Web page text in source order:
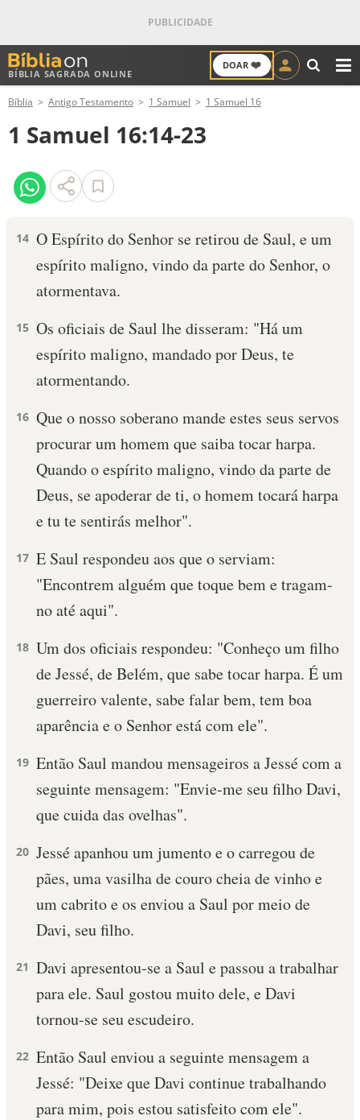
BÍBLIA SAGRADA ONLINE
DOAR ❤️
ANTIGO TESTAMENTO
NOVO TESTAMENTO
VERSÍCULOS
PALAVRA DO DIA
DEVOCIONAL DIÁRIO
10 MANDAMENTOS
ESTUDOS BÍBLICOS
ESBOÇOS DE PREGAÇÃO
TEMAS
PERGUNTE À BÍBLIA IA
JOGOS
LOJA BÍBLIAON
Bíblia Antigo Testamento 1 Samuel 1 Samuel 16
1 Samuel 16:14-23
14 O Espírito do Senhor se retirou de Saul, e um
espírito maligno, vindo da parte do Senhor, o
atormentava.
15 Os oficiais de Saul lhe disseram: "Há um
espírito maligno, mandado por Deus, te
atormentando.
16 Que o nosso soberano mande estes seus servos
procurar um homem que saiba tocar harpa.
Quando o espírito maligno, vindo da parte de
Deus, se apoderar de ti, o homem tocará harpa
e tu te sentirás melhor".
17 E Saul respondeu aos que o serviam:
"Encontrem alguém que toque bem e tragam-
no até aqui".
18 Um dos oficiais respondeu: "Conheço um filho
de Jessé, de Belém, que sabe tocar harpa. É um
guerreiro valente, sabe falar bem, tem boa
aparência e o Senhor está com ele".
19 Então Saul mandou mensageiros a Jessé com a
seguinte mensagem: "Envie-me seu filho Davi,
que cuida das ovelhas".
20 Jessé apanhou um jumento e o carregou de
pães, uma vasilha de couro cheia de vinho e
um cabrito e os enviou a Saul por meio de
Davi, seu filho.
21 Davi apresentou-se a Saul e passou a trabalhar
para ele. Saul gostou muito dele, e Davi
tornou-se seu escudeiro.
22 Então Saul enviou a seguinte mensagem a
Jessé: "Deixe que Davi continue trabalhando
para mim, pois estou satisfeito com ele".